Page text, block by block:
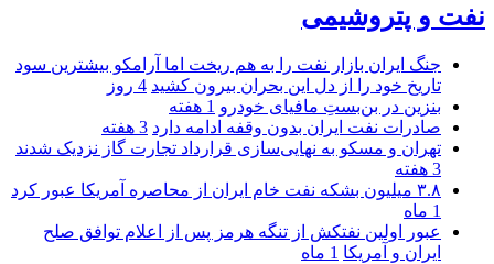
نفت و پتروشیمی
جنگ ایران بازار نفت را به هم ریخت اما آرامکو بیشترین سود
تاریخ خود را از دل این بحران بیرون کشید 4 روز
بنزین در بن‌بستِ مافیای خودرو 1 هفته
صادرات نفت ایران بدون وقفه ادامه دارد 3 هفته
تهران و مسکو به نهایی‌سازی قرارداد تجارت گاز نزدیک شدند
3 هفته
۳.۸ میلیون بشکه نفت خام ایران از محاصره آمریکا عبور کرد
1 ماه
عبور اولین نفتکش از تنگه هرمز پس از اعلام توافق صلح
ایران و آمریکا 1 ماه